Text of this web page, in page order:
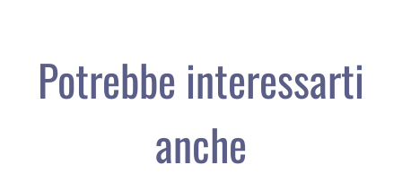
Potrebbe interessarti
anche